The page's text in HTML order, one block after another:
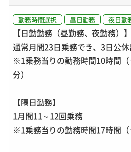
勤務時間選択 昼日勤務 夜日勤
【日勤勤務（昼勤務、夜勤務）】
通常月間23日乗務でき、3日公休
※1乗務当りの勤務時間10時間
分）
【隔日勤務】
1月間11～12回乗務
※1乗務当りの勤務時間17時間（